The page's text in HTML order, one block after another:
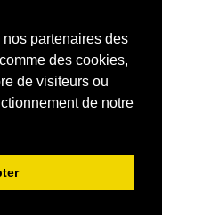
partenaires des
des cookies,
de visiteurs ou
de notre